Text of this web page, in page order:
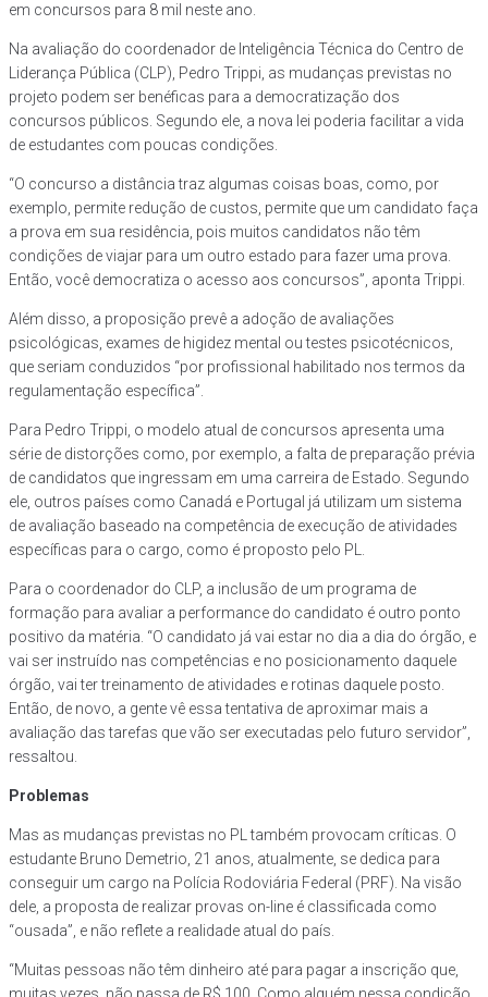
em concursos para 8 mil neste ano.
Na avaliação do coordenador de Inteligência Técnica do Centro de
Liderança Pública (CLP), Pedro Trippi, as mudanças previstas no
projeto podem ser benéficas para a democratização dos
concursos públicos. Segundo ele, a nova lei poderia facilitar a vida
de estudantes com poucas condições.
“O concurso a distância traz algumas coisas boas, como, por
exemplo, permite redução de custos, permite que um candidato faça
a prova em sua residência, pois muitos candidatos não têm
condições de viajar para um outro estado para fazer uma prova.
Então, você democratiza o acesso aos concursos”, aponta Trippi.
Além disso, a proposição prevê a adoção de avaliações
psicológicas, exames de higidez mental ou testes psicotécnicos,
que seriam conduzidos “por profissional habilitado nos termos da
regulamentação específica”.
Para Pedro Trippi, o modelo atual de concursos apresenta uma
série de distorções como, por exemplo, a falta de preparação prévia
de candidatos que ingressam em uma carreira de Estado. Segundo
ele, outros países como Canadá e Portugal já utilizam um sistema
de avaliação baseado na competência de execução de atividades
específicas para o cargo, como é proposto pelo PL.
Para o coordenador do CLP, a inclusão de um programa de
formação para avaliar a performance do candidato é outro ponto
positivo da matéria. “O candidato já vai estar no dia a dia do órgão, e
vai ser instruído nas competências e no posicionamento daquele
órgão, vai ter treinamento de atividades e rotinas daquele posto.
Então, de novo, a gente vê essa tentativa de aproximar mais a
avaliação das tarefas que vão ser executadas pelo futuro servidor”,
ressaltou.
Problemas
Mas as mudanças previstas no PL também provocam críticas. O
estudante Bruno Demetrio, 21 anos, atualmente, se dedica para
conseguir um cargo na Polícia Rodoviária Federal (PRF). Na visão
dele, a proposta de realizar provas on-line é classificada como
“ousada”, e não reflete a realidade atual do país.
“Muitas pessoas não têm dinheiro até para pagar a inscrição que,